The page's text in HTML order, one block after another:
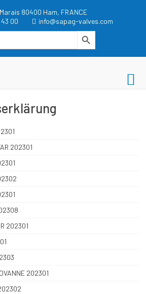
80400 Ham, FRANCE
43 00
info@sapag-valves.com
Search Button
202301
202301
202301